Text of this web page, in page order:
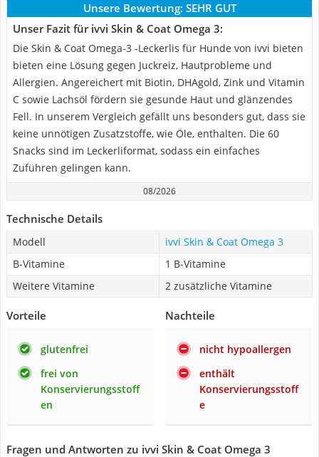
Unsere Bewertung: SEHR GUT
Unser Fazit für ivvi Skin & Coat Omega 3:
Die Skin & Coat Omega-3 -Leckerlis für Hunde von ivvi bieten
bieten eine Lösung gegen Juckreiz, Hautprobleme und
Allergien. Angereichert mit Biotin, DHAgold, Zink und Vitamin
C sowie Lachsöl fördern sie gesunde Haut und glänzendes
Fell. In unserem Vergleich gefällt uns besonders gut, dass sie
keine unnötigen Zusatzstoffe, wie Öle, enthalten. Die 60
Snacks sind im Leckerliformat, sodass ein einfaches
Zuführen gelingen kann.
08/2026
Technische Details
Modell
ivvi Skin & Coat Omega 3
B-Vitamine
1 B-Vitamine
Weitere Vitamine
2 zusätzliche Vitamine
Vorteile
glutenfrei
frei von
Konservierungsstoff
en
Nachteile
nicht hypoallergen
enthält
Konservierungsstoff
e
Fragen und Antworten zu ivvi Skin & Coat Omega 3